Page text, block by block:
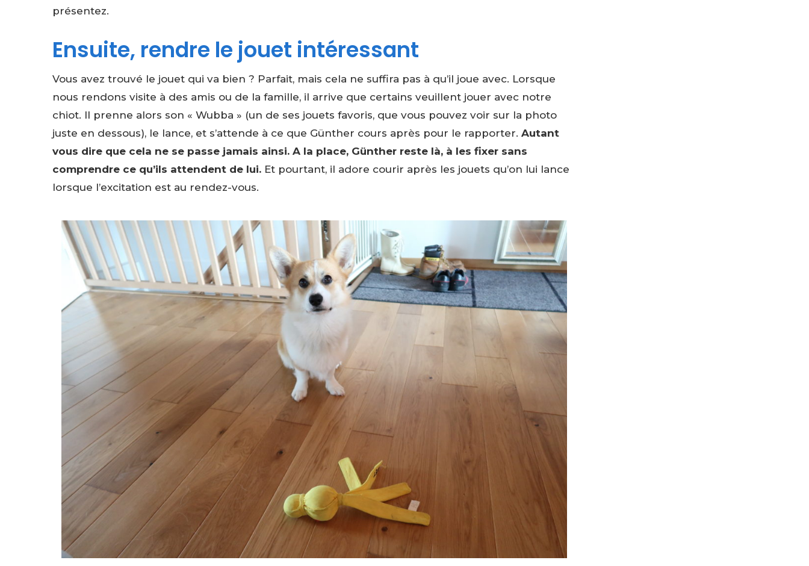
présentez.
Ensuite, rendre le jouet intéressant
Vous avez trouvé le jouet qui va bien ? Parfait, mais cela ne suffira pas à qu’il joue avec. Lorsque
nous rendons visite à des amis ou de la famille, il arrive que certains veuillent jouer avec notre
chiot. Il prenne alors son « Wubba » (un de ses jouets favoris, que vous pouvez voir sur la photo
juste en dessous), le lance, et s’attende à ce que Günther cours après pour le rapporter. Autant
vous dire que cela ne se passe jamais ainsi. A la place, Günther reste là, à les fixer sans
comprendre ce qu’ils attendent de lui. Et pourtant, il adore courir après les jouets qu’on lui lance
lorsque l’excitation est au rendez-vous.